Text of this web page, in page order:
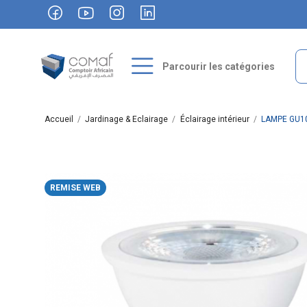
Parcourir les catégories
Accueil Jardinage & Eclairage Éclairage intérieur LAMPE
REMISE WEB